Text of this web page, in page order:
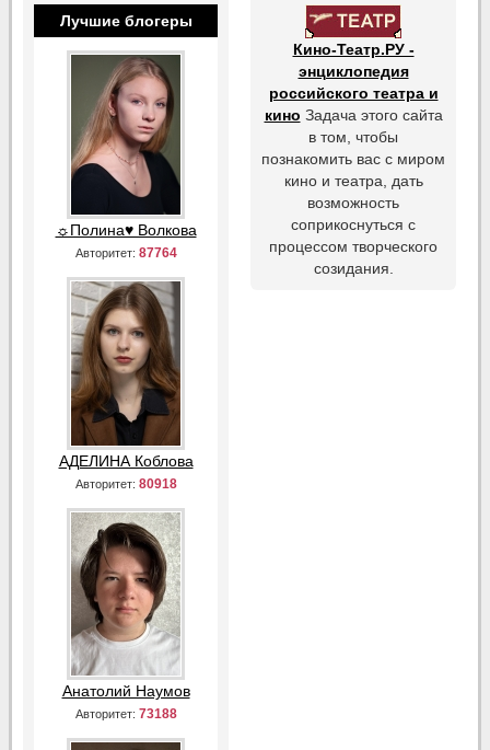
Лучшие блогеры
☼Полина♥ Волкова
Авторитет: 87764
АДЕЛИНА Коблова
Авторитет: 80918
Анатолий Наумов
Авторитет: 73188
Кино-Театр.РУ -
энциклопедия
российского театра и
кино Задача этого сайта
в том, чтобы
познакомить вас с миром
кино и театра, дать
возможность
соприкоснуться с
процессом творческого
созидания.